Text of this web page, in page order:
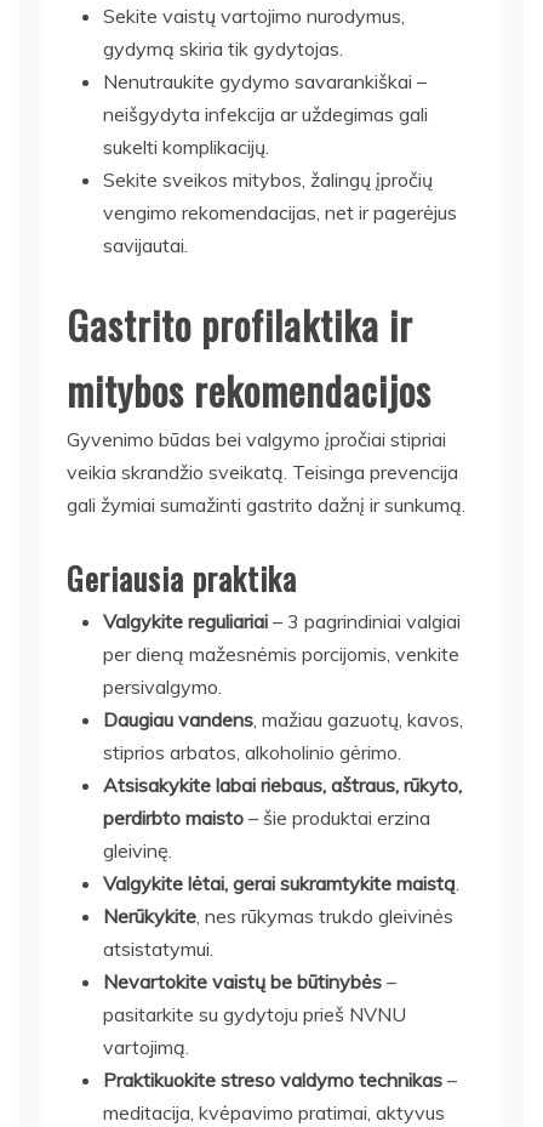
Sekite vaistų vartojimo nurodymus,
gydymą skiria tik gydytojas.
Nenutraukite gydymo savarankiškai –
neišgydyta infekcija ar uždegimas gali
sukelti komplikacijų.
Sekite sveikos mitybos, žalingų įpročių
vengimo rekomendacijas, net ir pagerėjus
savijautai.
Gastrito profilaktika ir
mitybos rekomendacijos
Gyvenimo būdas bei valgymo įpročiai stipriai
veikia skrandžio sveikatą. Teisinga prevencija
gali žymiai sumažinti gastrito dažnį ir sunkumą.
Geriausia praktika
Valgykite reguliariai – 3 pagrindiniai valgiai
per dieną mažesnėmis porcijomis, venkite
persivalgymo.
Daugiau vandens, mažiau gazuotų, kavos,
stiprios arbatos, alkoholinio gėrimo.
Atsisakykite labai riebaus, aštraus, rūkyto,
perdirbto maisto – šie produktai erzina
gleivinę.
Valgykite lėtai, gerai sukramtykite maistą.
Nerūkykite, nes rūkymas trukdo gleivinės
atsistatymui.
Nevartokite vaistų be būtinybės –
pasitarkite su gydytoju prieš NVNU
vartojimą.
Praktikuokite streso valdymo technikas –
meditacija, kvėpavimo pratimai, aktyvus